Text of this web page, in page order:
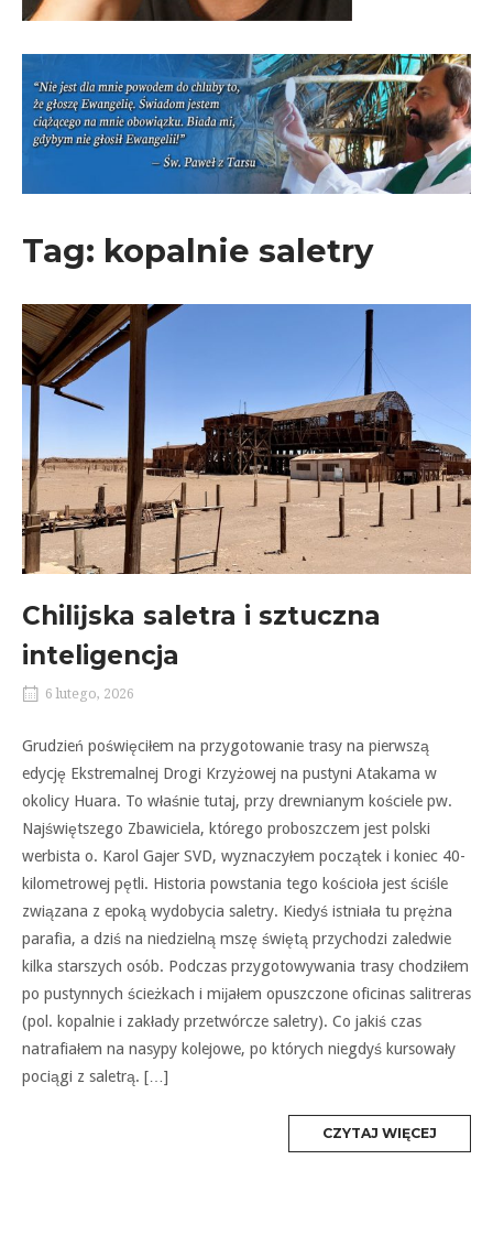
Tag: kopalnie saletry
Chilĳska saletra i sztuczna
inteligencja
6 lutego, 2026
Grudzień poświęciłem na przygotowanie trasy na pierwszą
edycję Ekstremalnej Drogi Krzyżowej na pustyni Atakama w
okolicy Huara. To właśnie tutaj, przy drewnianym kościele pw.
Najświętszego Zbawiciela, którego proboszczem jest polski
werbista o. Karol Gajer SVD, wyznaczyłem początek i koniec 40-
kilometrowej pętli. Historia powstania tego kościoła jest ściśle
związana z epoką wydobycia saletry. Kiedyś istniała tu prężna
parafia, a dziś na niedzielną mszę świętą przychodzi zaledwie
kilka starszych osób. Podczas przygotowywania trasy chodziłem
po pustynnych ścieżkach i mĳałem opuszczone oficinas salitreras
(pol. kopalnie i zakłady przetwórcze saletry). Co jakiś czas
natrafiałem na nasypy kolejowe, po których niegdyś kursowały
pociągi z saletrą. […]
CZYTAJ WIĘCEJ